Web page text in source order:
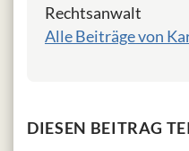
Rechtsanwalt
Alle Beiträge von
DIESEN BEITRAG